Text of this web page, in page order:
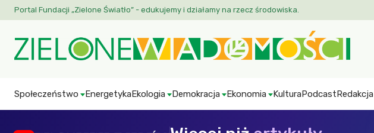
Portal Fundacji „Zielone Światło” - edukujemy i działamy na rzecz środowiska.
Społeczeństwo EnergetykaEkologia Demokracja Ekonomia KulturaPodcastRedakcja